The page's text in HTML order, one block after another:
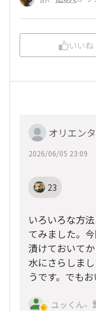
いいね
オリエン
2026/06/05 23:09
23
いろいろな方
てみました。
漬けておいて
水にさらしま
うです。でも
ユッくん、